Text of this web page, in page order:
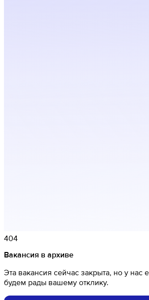
404
Вакансия в архиве
Эта вакансия сейчас закрыта, но у нас
будем рады вашему отклику.